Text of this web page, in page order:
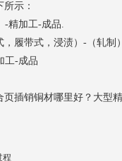
示：
-精加工-成品.
履带式，浸渍）-（轧制
工-成品
插销铜材哪里好？大型
程